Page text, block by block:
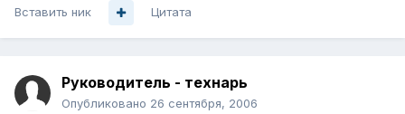
Вставить ник Цитата
Руководитель - технарь
Опубликовано 26 сентября, 2006